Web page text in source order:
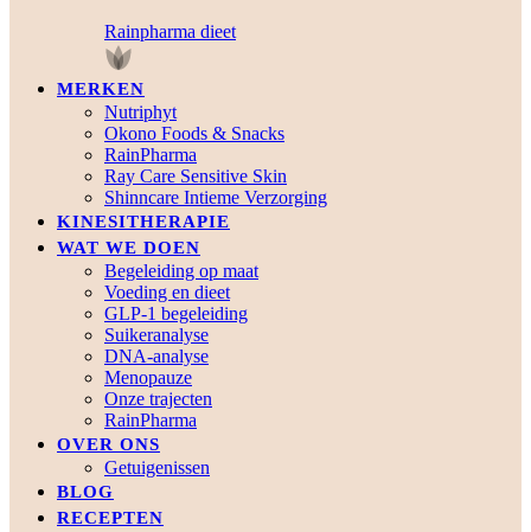
Rainpharma dieet
MERKEN
Nutriphyt
Okono Foods & Snacks
RainPharma
Ray Care Sensitive Skin
Shinncare Intieme Verzorging
KINESITHERAPIE
WAT WE DOEN
Begeleiding op maat
Voeding en dieet
GLP-1 begeleiding
Suikeranalyse
DNA-analyse
Menopauze
Onze trajecten
RainPharma
OVER ONS
Getuigenissen
BLOG
RECEPTEN